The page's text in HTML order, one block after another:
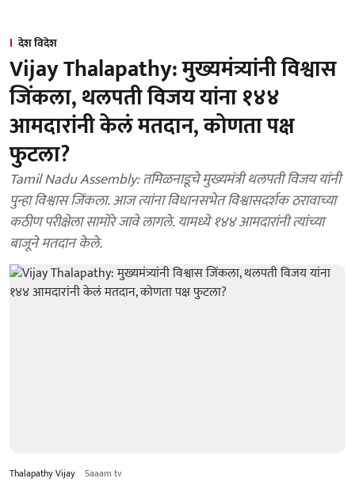
देश विदेश
Vijay Thalapathy: मुख्यमंत्र्यांनी विश्वास
जिंकला, थलपती विजय यांना १४४
आमदारांनी केलं मतदान, कोणता पक्ष
फुटला?
Tamil Nadu Assembly: तमिळनाडूचे मुख्यमंत्री थलपती विजय यांनी
पुन्हा विश्वास जिंकला. आज त्यांना विधानसभेत विश्वासदर्शक ठरावाच्या
कठीण परीक्षेला सामोरे जावे लागले. यामध्ये १४४ आमदारांनी त्यांच्या
बाजूने मतदान केले.
Thalapathy Vijay Saaam tv